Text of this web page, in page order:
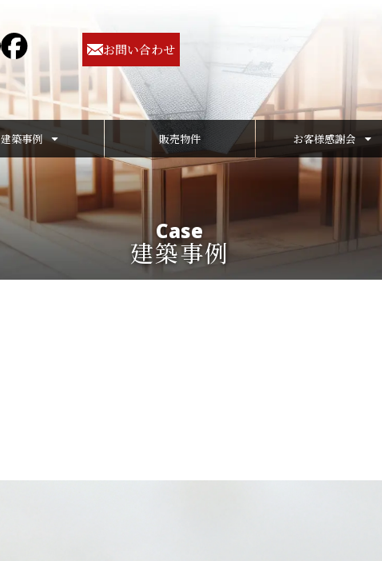
お問い合わせ
建築事例 販売物件 お客様感謝会
Case
建築事例